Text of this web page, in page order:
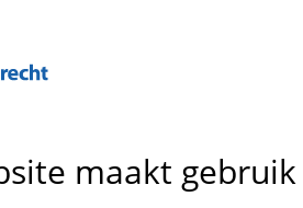
en route
maakt